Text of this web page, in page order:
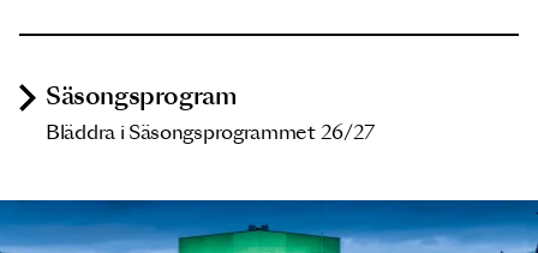
Säsongsprogram
Bläddra i Säsongsprogrammet 26/27